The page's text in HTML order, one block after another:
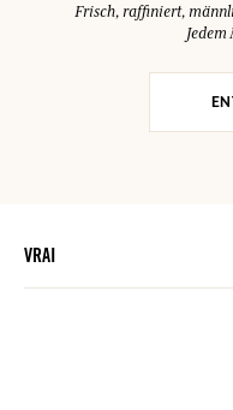
Frisch, raffiniert,
VRAI